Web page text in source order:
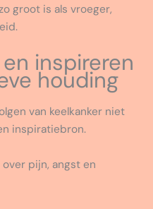
groot is als vroeger,
inspireren
houding
van keelkanker niet
inspiratiebron.
pijn, angst en